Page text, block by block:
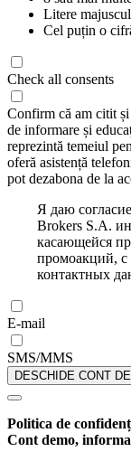
Litere
Cel puțin o
Check all consents
Confirm că am citit și
de informare și
reprezintă temeiul
oferă asistență
pot dezabona de la
Я даю
Brokers S.A.
касающейся
промоакций, с
контактных
E-mail
SMS/MMS
DESCHIDE CONT
Politica de
Cont demo,